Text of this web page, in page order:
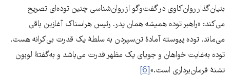
بنیان‌گذار روان‌کاوی در گفت‌وگو از روان‌شناسی چنین توده‌ای تصریح
می‌کند: «راهبر توده همیشه همان پدرـ رئیس هراسناک آغازین باقی
می‌ماند. توده پیوسته آمادۀ تن‌سپردن به سلطۀ یک قدرت بی‌کرانه هست.
توده به‌غایت خواهان و جویای یک مظهر قدرت می‌باشد و به‌گفتۀ لوبون
تشنۀ فرمان‌برداری است.»[6]